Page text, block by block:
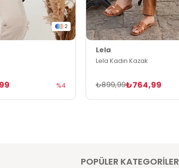
2
%4
Lela
Lela Kadın Kazak
₺764,99
₺899,99
POPÜLER KATEGORİLER